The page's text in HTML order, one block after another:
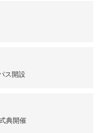
ス開設
典開催